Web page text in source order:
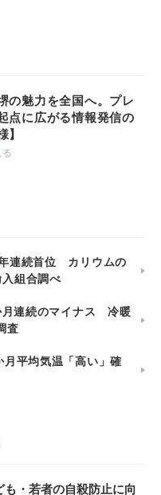
の魅力を全国へ。プレ
点に広がる情報発信の
】
連続首位 カリウムの
組合調べ
月連続のマイナス 冷暖
査
平均気温「高い」確
も・若者の自殺防止に向